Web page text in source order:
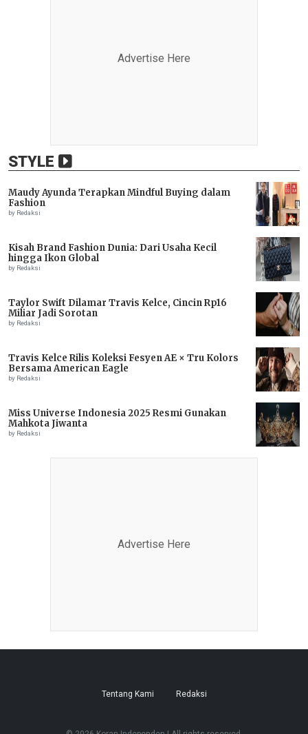
Advertise Here
STYLE
Maudy Ayunda Terapkan Mindful Buying dalam
Fashion
by Redaksi
Kisah Brand Fashion Dunia: Dari Usaha Kecil
hingga Ikon Global
by Redaksi
Taylor Swift Dilamar Travis Kelce, Cincin Rp16
Miliar Jadi Sorotan
by Redaksi
Travis Kelce Rilis Koleksi Fesyen AE × Tru Kolors
Bersama American Eagle
by Redaksi
Miss Universe Indonesia 2025 Resmi Gunakan
Mahkota Jiwanta
by Redaksi
Advertise Here
Tentang Kami Redaksi